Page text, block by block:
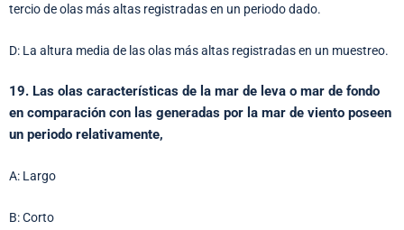
tercio de olas más altas registradas en un periodo dado.
D: La altura media de las olas más altas registradas en un muestreo.
19. Las olas características de la mar de leva o mar de fondo
en comparación con las generadas por la mar de viento poseen
un periodo relativamente,
A: Largo
B: Corto